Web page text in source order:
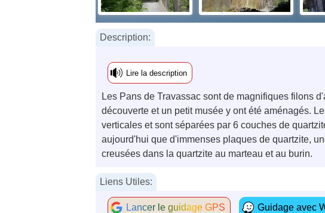
Description:
Lire la description
Les Pans de Travassac sont de magnifiques filons
découverte et un petit musée y ont été aménagés.
verticales et sont séparées par 6 couches de
aujourd'hui que d'immenses plaques de quartzite,
creusées dans la quartzite au marteau et au burin.
Liens Utiles:
Lancer le guidage GPS Guidage avec